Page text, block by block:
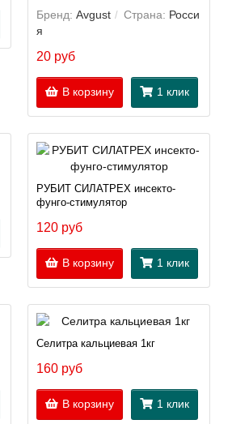
Бренд: Avgust Страна: Росси
я
20 руб
В корзину 1 клик
РУБИТ СИЛАТРЕХ инсекто-
фунго-стимулятор
120 руб
В корзину 1 клик
Селитра кальциевая 1кг
160 руб
В корзину 1 клик